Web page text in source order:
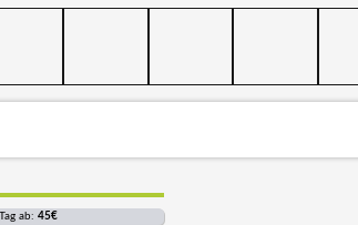
ab: 45€